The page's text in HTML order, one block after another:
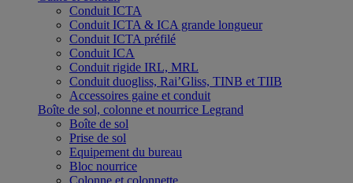
Conduit ICTA
Conduit ICTA & ICA grande longueur
Conduit ICTA préfilé
Conduit ICA
Conduit rigide IRL, MRL
Conduit duogliss, Rai’Gliss, TINB et TIIB
Accessoires gaine et conduit
Boîte de sol, colonne et nourrice Legrand
Boîte de sol
Prise de sol
Equipement du bureau
Bloc nourrice
Colonne et colonnette